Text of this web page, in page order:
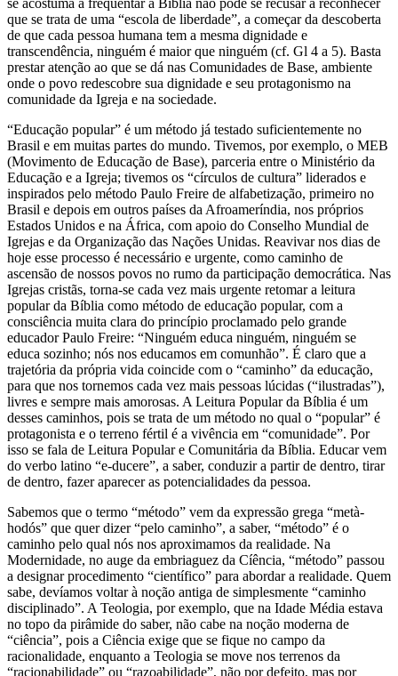
que se trata de uma “escola de liberdade”, a começar da descoberta
de que cada pessoa humana tem a mesma dignidade e
transcendência, ninguém é maior que ninguém (cf. Gl 4 a 5). Basta
prestar atenção ao que se dá nas Comunidades de Base, ambiente
onde o povo redescobre sua dignidade e seu protagonismo na
comunidade da Igreja e na sociedade.
“Educação popular” é um método já testado suficientemente no
Brasil e em muitas partes do mundo. Tivemos, por exemplo, o MEB
(Movimento de Educação de Base), parceria entre o Ministério da
Educação e a Igreja; tivemos os “círculos de cultura” liderados e
inspirados pelo método Paulo Freire de alfabetização, primeiro no
Brasil e depois em outros países da Afroameríndia, nos próprios
Estados Unidos e na África, com apoio do Conselho Mundial de
Igrejas e da Organização das Nações Unidas. Reavivar nos dias de
hoje esse processo é necessário e urgente, como caminho de
ascensão de nossos povos no rumo da participação democrática. Nas
Igrejas cristãs, torna-se cada vez mais urgente retomar a leitura
popular da Bíblia como método de educação popular, com a
consciência muita clara do princípio proclamado pelo grande
educador Paulo Freire: “Ninguém educa ninguém, ninguém se
educa sozinho; nós nos educamos em comunhão”. É claro que a
trajetória da própria vida coincide com o “caminho” da educação,
para que nos tornemos cada vez mais pessoas lúcidas (“ilustradas”),
livres e sempre mais amorosas. A Leitura Popular da Bíblia é um
desses caminhos, pois se trata de um método no qual o “popular” é
protagonista e o terreno fértil é a vivência em “comunidade”. Por
isso se fala de Leitura Popular e Comunitária da Bíblia. Educar vem
do verbo latino “e-ducere”, a saber, conduzir a partir de dentro, tirar
de dentro, fazer aparecer as potencialidades da pessoa.
Sabemos que o termo “método” vem da expressão grega “metà-
hodós” que quer dizer “pelo caminho”, a saber, “método” é o
caminho pelo qual nós nos aproximamos da realidade. Na
Modernidade, no auge da embriaguez da Cíência, “método” passou
a designar procedimento “científico” para abordar a realidade. Quem
sabe, devíamos voltar à noção antiga de simplesmente “caminho
disciplinado”. A Teologia, por exemplo, que na Idade Média estava
no topo da pirâmide do saber, não cabe na noção moderna de
“ciência”, pois a Ciência exige que se fique no campo da
racionalidade, enquanto a Teologia se move nos terrenos da
“racionabilidade” ou “razoabilidade”, não por defeito, mas por